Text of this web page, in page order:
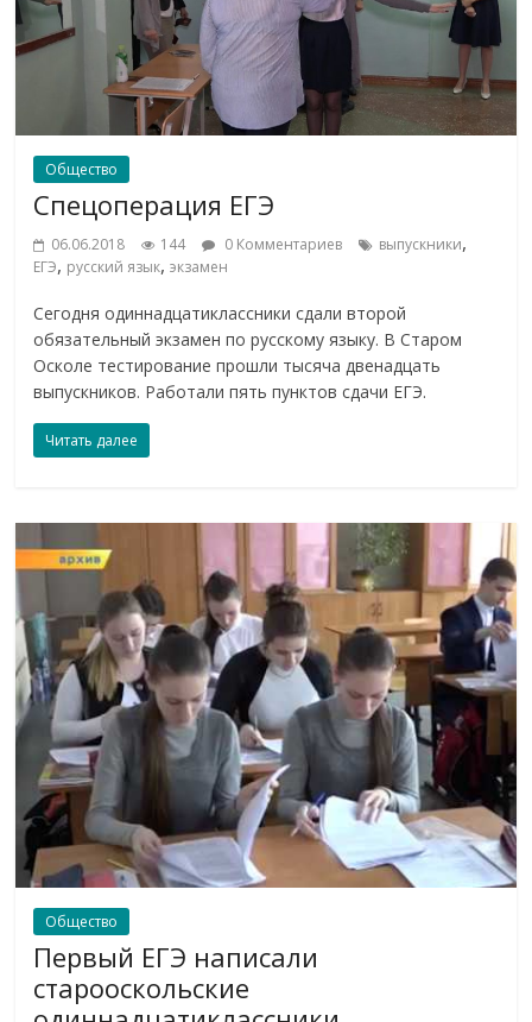
Общество
Спецоперация ЕГЭ
06.06.2018 144 0 Комментариев выпускники,
ЕГЭ, русский язык,экзамен
Сегодня одиннадцатиклассники сдали второй
обязательный экзамен по русскому языку. В Старом
Осколе тестирование прошли тысяча двенадцать
выпускников. Работали пять пунктов сдачи ЕГЭ.
Читать далее
Общество
Первый ЕГЭ написали
старооскольские